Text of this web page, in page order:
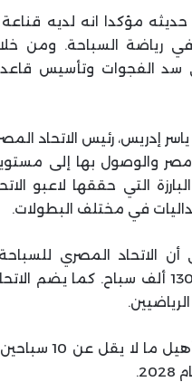
حديثه مؤكدا انه لديه
رياضة السباحة. ومن خلال
الفجوات وتأسيس قاعدة
إدريس، رئيس الاتحاد
والوصول بها إلى
التي حققها لاعبو
في مختلف البطولات.
وأكد أن